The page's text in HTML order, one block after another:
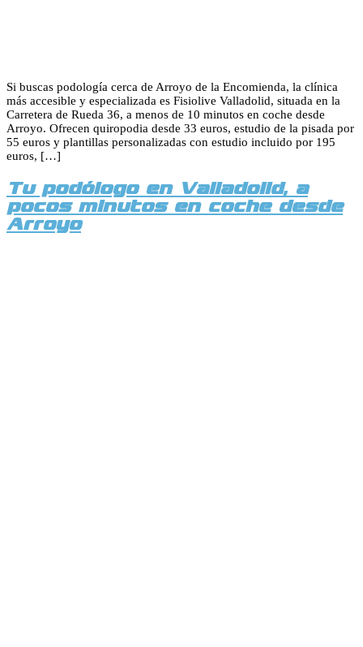
Si buscas podología cerca de Arroyo de la Encomienda, la clínica
más accesible y especializada es Fisiolive Valladolid, situada en la
Carretera de Rueda 36, a menos de 10 minutos en coche desde
Arroyo. Ofrecen quiropodia desde 33 euros, estudio de la pisada por
55 euros y plantillas personalizadas con estudio incluido por 195
euros, […]
Tu podólogo en Valladolid, a
pocos minutos en coche desde
Arroyo